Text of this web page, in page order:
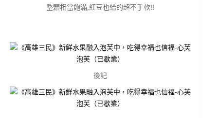
整顆相當飽滿,紅豆也給的超不手軟!!
後記